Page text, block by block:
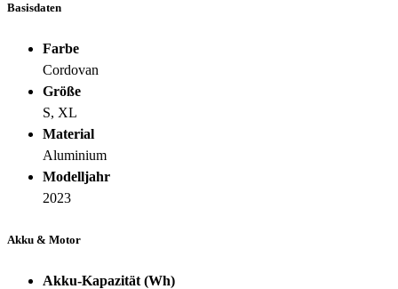
Basisdaten
Farbe
Cordovan
Größe
S, XL
Material
Aluminium
Modelljahr
2023
Akku & Motor
Akku-Kapazität (Wh)